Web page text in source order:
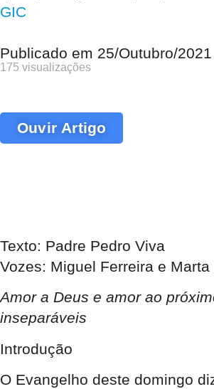
GIC
Publicado em 25/Outubro/2021
175 visualizações
Ouvir Artigo
Texto: Padre Pedro Viva
Vozes: Miguel Ferreira e Marta
Amor a Deus e amor ao
inseparáveis
Introdução
O Evangelho deste domingo